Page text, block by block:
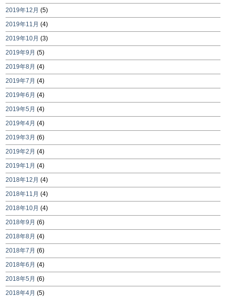
2019年12月 (5)
2019年11月 (4)
2019年10月 (3)
2019年9月 (5)
2019年8月 (4)
2019年7月 (4)
2019年6月 (4)
2019年5月 (4)
2019年4月 (4)
2019年3月 (6)
2019年2月 (4)
2019年1月 (4)
2018年12月 (4)
2018年11月 (4)
2018年10月 (4)
2018年9月 (6)
2018年8月 (4)
2018年7月 (6)
2018年6月 (4)
2018年5月 (6)
2018年4月 (5)